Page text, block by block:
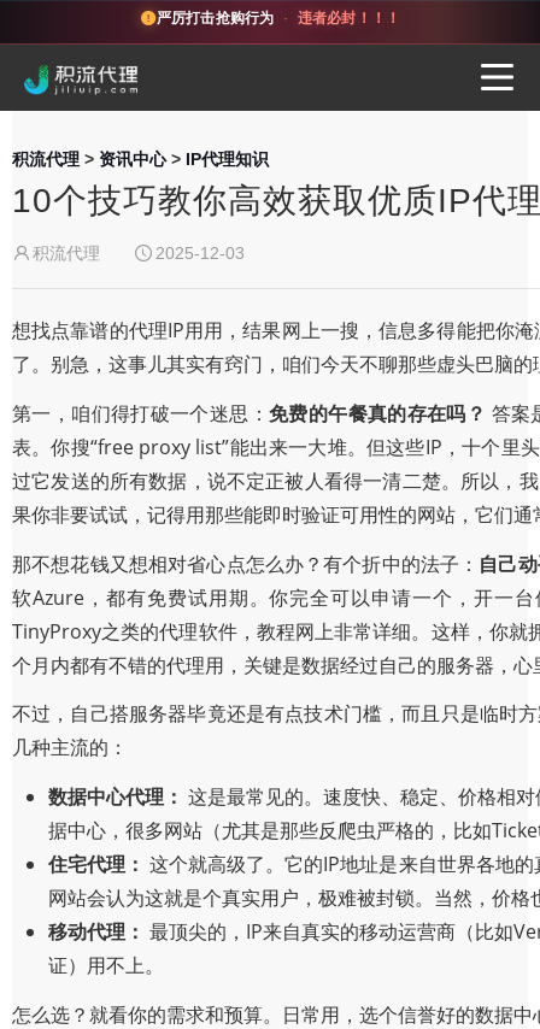
严厉打击抢购行为 · 违者必封！！！
积流代理 > 资讯中心> IP代理知识
10个技巧教你高效获取优质IP代
积流代理 2025-12-03
想找点靠谱的代理IP用用，结果网上一搜，信息多得能把你
了。别急，这事儿其实有窍门，咱们今天不聊那些虚头巴脑
第一，咱们得打破一个迷思： 免费的午餐真的存在吗？ 答案
表。你搜“free proxy list”能出来一大堆。但这些IP，十个里
过它发送的所有数据，说不定正被人看得一清二楚。所以，
果你非要试试，记得用那些能即时验证可用性的网站，它们
那不想花钱又想相对省心点怎么办？有个折中的法子： 自己
软Azure，都有免费试用期。你完全可以申请一个，开一
TinyProxy之类的代理软件，教程网上非常详细。这样，你
个月内都有不错的代理用，关键是数据经过自己的服务器，心
不过，自己搭服务器毕竟还是有点技术门槛，而且只是临时
几种主流的：
数据中心代理： 这是最常见的。速度快、稳定、价格相
据中心，很多网站（尤其是那些反爬虫严格的，比如
住宅代理： 这个就高级了。它的IP地址是来自世界各地
网站会认为这就是个真实用户，极难被封锁。当然，价
移动代理： 最顶尖的，IP来自真实的移动运营商（比如
证）用不上。
怎么选？就看你的需求和预算。日常用，选个信誉好的数据